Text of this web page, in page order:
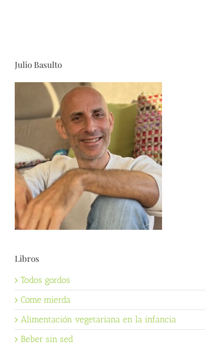
Julio Basulto
Libros
Todos gordos
Come mierda
Alimentación vegetariana en la infancia
Beber sin sed